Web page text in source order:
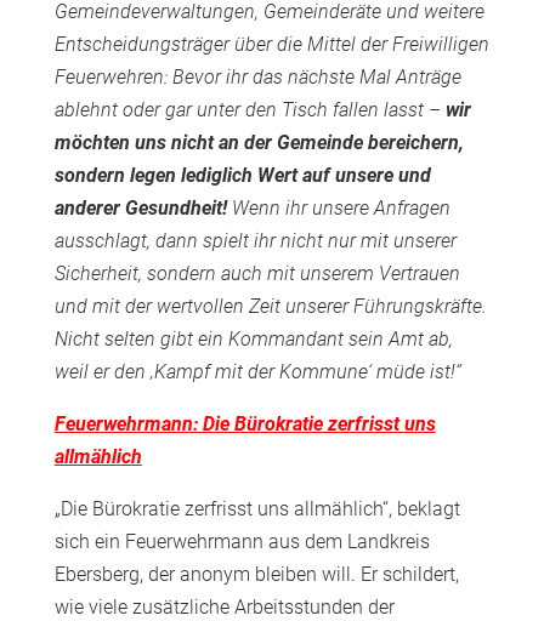
Gemeindeverwaltungen, Gemeinderäte und weitere
Entscheidungsträger über die Mittel der Freiwilligen
Feuerwehren: Bevor ihr das nächste Mal Anträge
ablehnt oder gar unter den Tisch fallen lasst – wir
möchten uns nicht an der Gemeinde bereichern,
sondern legen lediglich Wert auf unsere und
anderer Gesundheit!Wenn ihr unsere Anfragen
ausschlagt, dann spielt ihr nicht nur mit unserer
Sicherheit, sondern auch mit unserem Vertrauen
und mit der wertvollen Zeit unserer Führungskräfte.
Nicht selten gibt ein Kommandant sein Amt ab,
weil er den ‚Kampf mit der Kommune‘ müde ist!“
Feuerwehrmann: Die Bürokratie zerfrisst uns
allmählich
„Die Bürokratie zerfrisst uns allmählich“, beklagt
sich ein Feuerwehrmann aus dem Landkreis
Ebersberg, der anonym bleiben will. Er schildert,
wie viele zusätzliche Arbeitsstunden der